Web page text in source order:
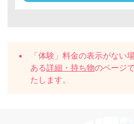
「体験」料金の表示がない
ある詳細・持ち物のページ
たします。